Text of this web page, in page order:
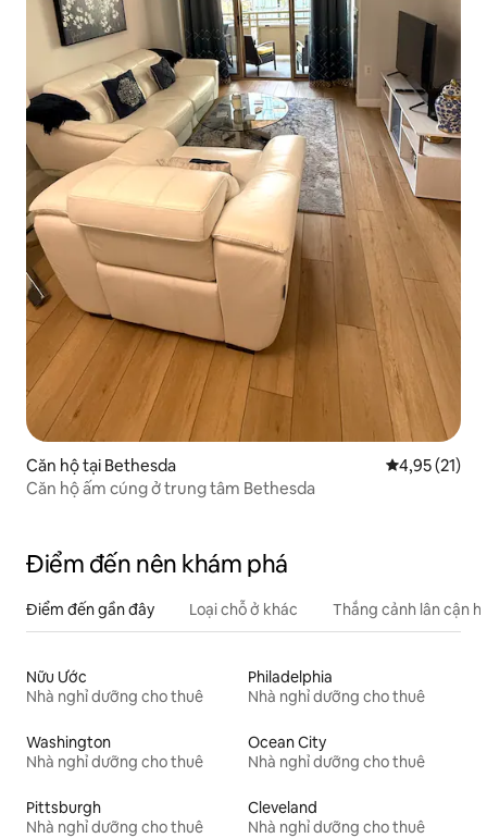
Căn hộ tại Bethesda Xếp hạng
4,95 (21)
Căn hộ ấm cúng ở trung tâm Bethesda
Điểm đến nên khám phá
Điểm đến gần đây Loại chỗ ở khác Thắng cảnh lân cận
Nữu Ước
Nhà nghỉ dưỡng cho thuê
Philadelphia
Nhà nghỉ dưỡng cho thuê
Washington
Nhà nghỉ dưỡng cho thuê
Ocean City
Nhà nghỉ dưỡng cho thuê
Pittsburgh
Nhà nghỉ dưỡng cho thuê
Cleveland
Nhà nghỉ dưỡng cho thuê